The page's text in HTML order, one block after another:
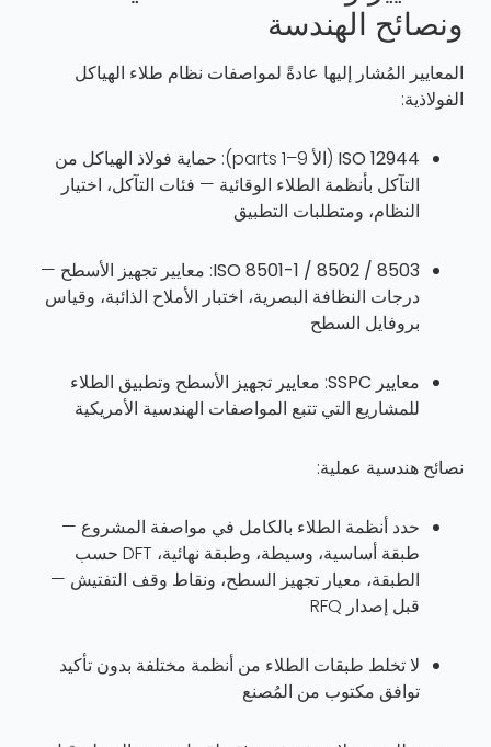
ونصائح الهندسة
المعايير المُشار إليها عادةً لمواصفات نظام طلاء الهياكل
الفولاذية:
ISO 12944
(الأ parts 1–9): حماية فولاذ الهياكل من
التآكل بأنظمة الطلاء الوقائية — فئات التآكل، اختيار
النظام، ومتطلبات التطبيق
ISO 8501-1 / 8502 / 8503: معايير تجهيز الأسطح —
درجات النظافة البصرية، اختبار الأملاح الذائبة، وقياس
بروفايل السطح
معايير SSPC
: معايير تجهيز الأسطح وتطبيق الطلاء
للمشاريع التي تتبع المواصفات الهندسية الأمريكية
نصائح هندسية عملية:
حدد أنظمة الطلاء بالكامل في مواصفة المشروع —
طبقة أساسية، وسيطة، وطبقة نهائية، DFT حسب
الطبقة، معيار تجهيز السطح، ونقاط وقف التفتيش —
قبل إصدار RFQ
لا تخلط طبقات الطلاء من أنظمة مختلفة بدون تأكيد
توافق مكتوب من المُصنع